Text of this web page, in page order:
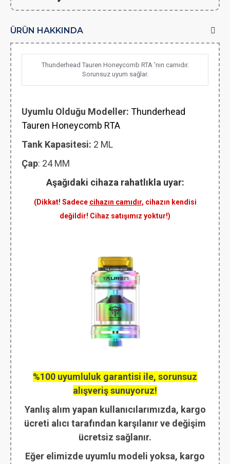
ÜRÜN HAKKINDA
Thunderhead Tauren Honeycomb RTA 'nın camıdır.
Sorunsuz uyum sağlar.
Uyumlu Olduğu Modeller: Thunderhead
Tauren Honeycomb RTA
Tank Kapasitesi: 2 ML
Çap: 24 MM
Aşağıdaki cihaza rahatlıkla uyar:
(Dikkat! Sadece cihazın camıdır, cihazın kendisi
değildir! Cihaz satışımız yoktur!)
%100 uyumluluk garantisi ile, sorunsuz
alışveriş sunuyoruz!
Yanlış alım yapan kullanıcılarımızda, kargo
ücreti alıcı tarafından karşılanır ve değişim
ücretsiz sağlanır.
Eğer elimizde uyumlu modeli yoksa, kargo